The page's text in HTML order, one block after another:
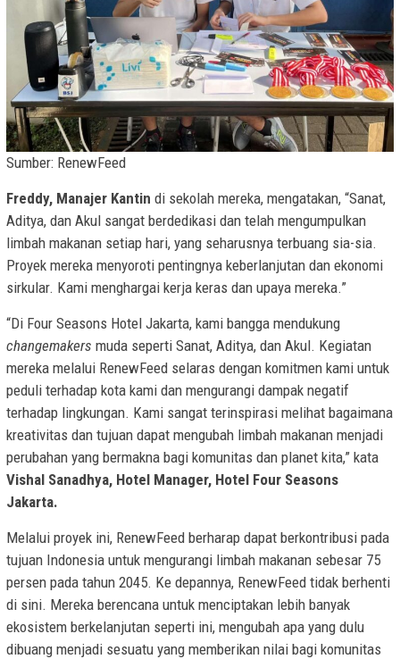
Sumber: RenewFeed
Freddy, Manajer Kantin di sekolah mereka, mengatakan, “Sanat,
Aditya, dan Akul sangat berdedikasi dan telah mengumpulkan
limbah makanan setiap hari, yang seharusnya terbuang sia-sia.
Proyek mereka menyoroti pentingnya keberlanjutan dan ekonomi
sirkular. Kami menghargai kerja keras dan upaya mereka.”
“Di Four Seasons Hotel Jakarta, kami bangga mendukung
changemakers muda seperti Sanat, Aditya, dan Akul. Kegiatan
mereka melalui RenewFeed selaras dengan komitmen kami untuk
peduli terhadap kota kami dan mengurangi dampak negatif
terhadap lingkungan. Kami sangat terinspirasi melihat bagaimana
kreativitas dan tujuan dapat mengubah limbah makanan menjadi
perubahan yang bermakna bagi komunitas dan planet kita,” kata
Vishal Sanadhya, Hotel Manager, Hotel Four Seasons
Jakarta.
Melalui proyek ini, RenewFeed berharap dapat berkontribusi pada
tujuan Indonesia untuk mengurangi limbah makanan sebesar 75
persen pada tahun 2045. Ke depannya, RenewFeed tidak berhenti
di sini. Mereka berencana untuk menciptakan lebih banyak
ekosistem berkelanjutan seperti ini, mengubah apa yang dulu
dibuang menjadi sesuatu yang memberikan nilai bagi komunitas